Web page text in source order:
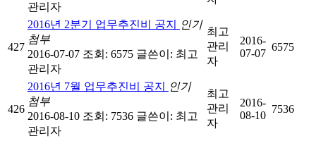
관리자
427
2016년 2분기 업무추진비 공지
인기
첨부
2016-07-07 조회: 6575 글쓴이: 최고
관리자
최고
관리
자
2016-
07-07
6575
426
2016년 7월 업무추진비 공지
인기
첨부
2016-08-10 조회: 7536 글쓴이: 최고
관리자
최고
관리
자
2016-
08-10
7536